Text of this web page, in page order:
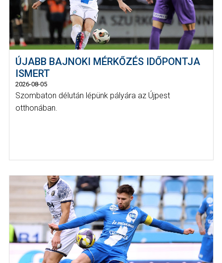
ÚJABB BAJNOKI MÉRKŐZÉS IDŐPONTJA
ISMERT
2026-08-05
Szombaton délután lépünk pályára az Újpest
otthonában.